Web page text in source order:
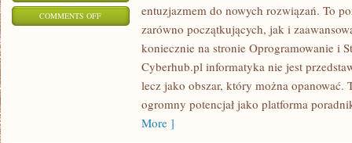
COMMENTS OFFON
BEZPIECZEŃSTWO
entuzjazmem do nowych rozwiązań. To
zarówno początkujących, jak i
koniecznie na stronie Oprogramowanie i
Cyberhub.pl informatyka nie jest
lecz jako obszar, który można opanować.
ogromny potencjał jako platforma
More ]